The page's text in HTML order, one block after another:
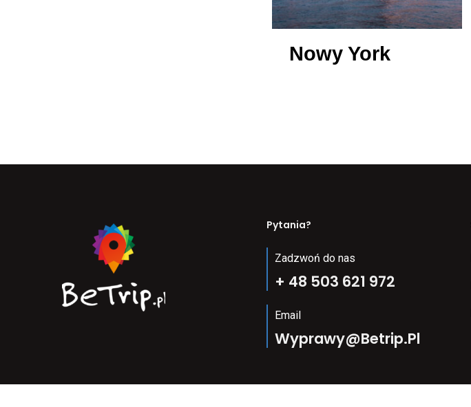
Nowy York
Pytania?
Zadzwoń do nas
+ 48 503 621 972
Email
Wyprawy@betrip.pl